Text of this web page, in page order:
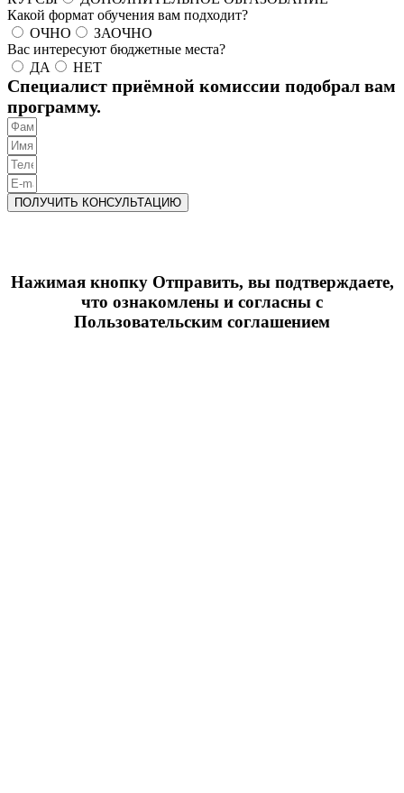
Какой формат обучения вам подходит?
ОЧНО
ЗАОЧНО
Вас интересуют бюджетные места?
ДА
НЕТ
Специалист приёмной комиссии подобрал вам
программу.
ПОЛУЧИТЬ КОНСУЛЬТАЦИЮ
Нажимая кнопку Отправить, вы подтверждаете,
что ознакомлены и согласны с
Пользовательским соглашением